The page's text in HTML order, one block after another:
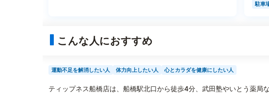
駐車
こんな人におすすめ
運動不足を解消したい人 体力向上したい人 心とカラダを健康にしたい人
ティップネス船橋店は、船橋駅北口から徒歩4分、武田塾やいとう薬局